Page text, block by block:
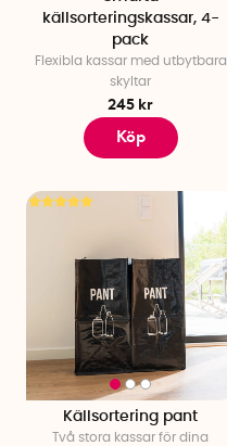
källsorteringskassar, 4-
pack
Flexibla kassar med utbytbara
skyltar
245 kr
Köp
Källsortering pant
Två stora kassar för dina